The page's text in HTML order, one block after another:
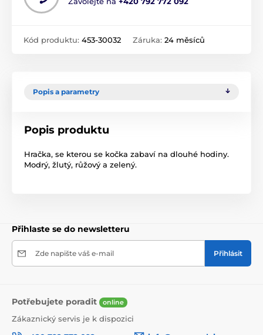
Kód produktu: 453-30032 Záruka: 24 měsíců
Popis a parametry
Popis produktu
Hračka, se kterou se kočka zabaví na dlouhé hodiny.
Modrý, žlutý, růžový a zelený.
Přihlaste se do newsletteru
Zde napište váš e-mail Přihlásit
Potřebujete poradit online
Zákaznický servis je k dispozici